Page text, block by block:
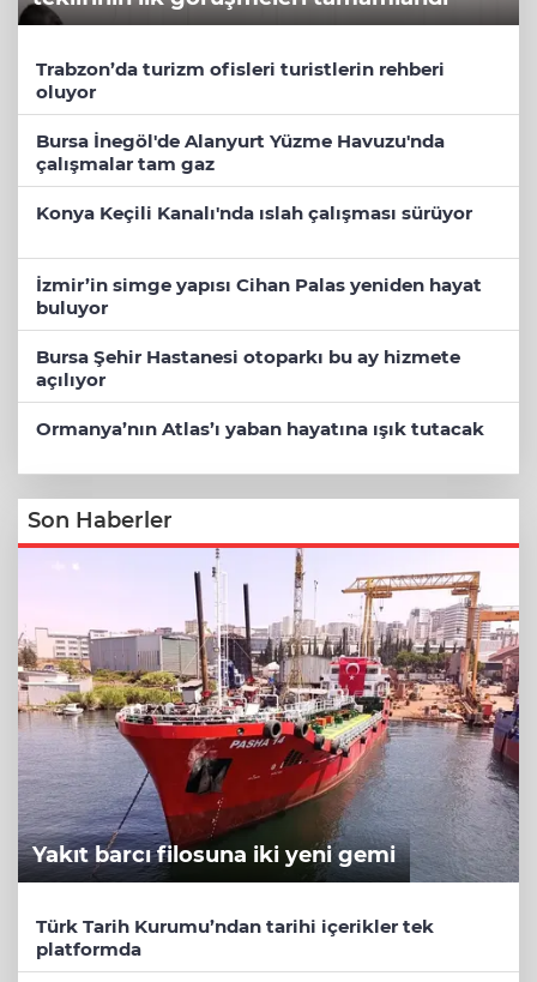
Trabzon’da turizm ofisleri turistlerin rehberi
oluyor
Bursa İnegöl'de Alanyurt Yüzme Havuzu'nda
çalışmalar tam gaz
Konya Keçili Kanalı'nda ıslah çalışması sürüyor
İzmir’in simge yapısı Cihan Palas yeniden hayat
buluyor
Bursa Şehir Hastanesi otoparkı bu ay hizmete
açılıyor
Ormanya’nın Atlas’ı yaban hayatına ışık tutacak
Son Haberler
Yakıt barcı filosuna iki yeni gemi
Türk Tarih Kurumu’ndan tarihi içerikler tek
platformda